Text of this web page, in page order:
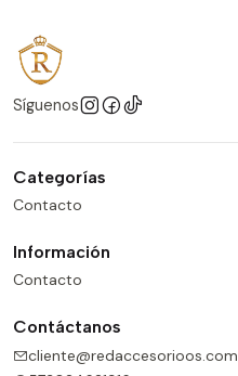
Síguenos
Categorías
Contacto
Información
Contacto
Contáctanos
cliente@redaccesorioos.com